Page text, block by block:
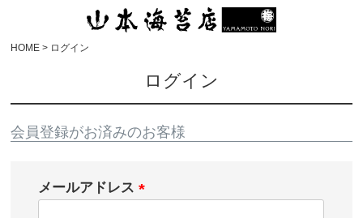
HOME ログイン
ログイン
会員登録がお済みのお客様
メールアドレス